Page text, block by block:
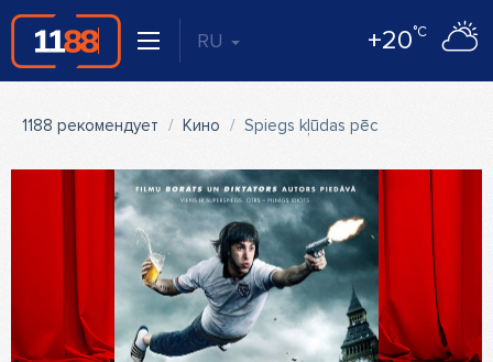
RU +20°C
1188 рекомендует Кино Spiegs kļūdas pēc